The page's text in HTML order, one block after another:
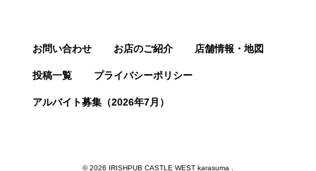
お問い合わせ お店のご紹介 店舗情報・地図
投稿一覧 プライバシーポリシー
アルバイト募集（2026年7月）
© 2026 IRISHPUB CASTLE WEST karasuma .